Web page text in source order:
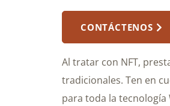
CONTÁCTENOS
Al tratar con NFT,
tradicionales. Ten en
para toda la